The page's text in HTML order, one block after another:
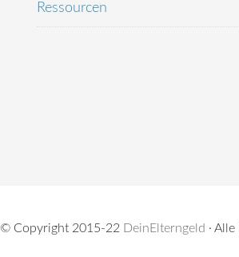
Ressourcen
© Copyright 2015-22 DeinElterngeld ·